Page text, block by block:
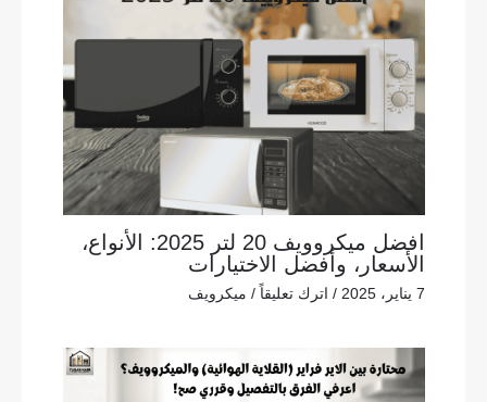
افضل ميكروويف 20 لتر 2025: الأنواع،
الأسعار، وأفضل الاختيارات
7 يناير، 2025 / اترك تعليقاً / ميكرويف